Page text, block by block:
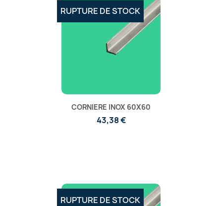
CORNIERE INOX 60X60
43,38 €
RUPTURE DE STOCK
RUPTURE DE STOCK